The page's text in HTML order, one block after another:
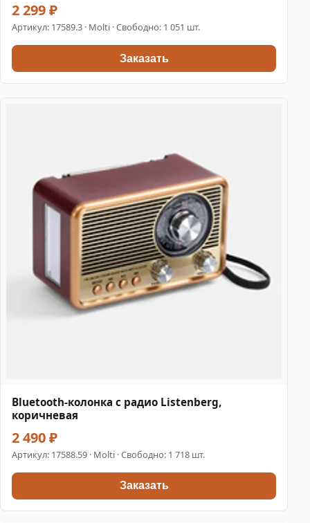
2 299 ₽
Артикул: 17589.3 · Molti · Свободно: 1 051 шт.
Заказать
Bluetooth-колонка с радио Listenberg,
коричневая
2 490 ₽
Артикул: 17588.59 · Molti · Свободно: 1 718 шт.
Заказать